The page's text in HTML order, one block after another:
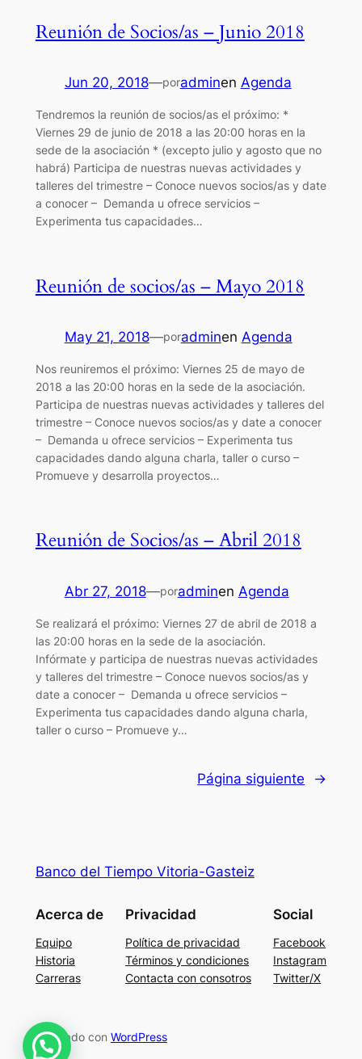
Reunión de Socios/as – Junio 2018
Jun 20, 2018—poradminen Agenda
Tendremos la reunión de socios/as el próximo: *
Viernes 29 de junio de 2018 a las 20:00 horas en la
sede de la asociación * (excepto julio y agosto que no
habrá) Participa de nuestras nuevas actividades y
talleres del trimestre – Conoce nuevos socios/as y date
a conocer – Demanda u ofrece servicios –
Experimenta tus capacidades…
Reunión de socios/as – Mayo 2018
May 21, 2018—poradminen Agenda
Nos reuniremos el próximo: Viernes 25 de mayo de
2018 a las 20:00 horas en la sede de la asociación.
Participa de nuestras nuevas actividades y talleres del
trimestre – Conoce nuevos socios/as y date a conocer
– Demanda u ofrece servicios – Experimenta tus
capacidades dando alguna charla, taller o curso –
Promueve y desarrolla proyectos…
Reunión de Socios/as – Abril 2018
Abr 27, 2018—poradminen Agenda
Se realizará el próximo: Viernes 27 de abril de 2018 a
las 20:00 horas en la sede de la asociación.
Infórmate y participa de nuestras nuevas actividades
y talleres del trimestre – Conoce nuevos socios/as y
date a conocer – Demanda u ofrece servicios –
Experimenta tus capacidades dando alguna charla,
taller o curso – Promueve y…
Página siguiente →
Banco del Tiempo Vitoria-Gasteiz
Acerca de
Equipo
Historia
Carreras
Privacidad
Política de privacidad
Términos y condiciones
Contacta con consotros
Social
Facebook
Instagram
Twitter/X
Diseñado con WordPress